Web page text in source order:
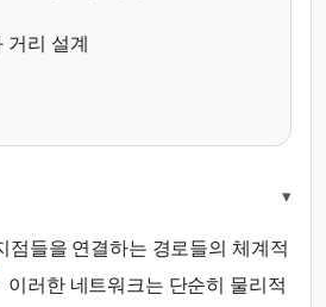
리 설계
▾
점들을 연결하는 경로들의 체계적
이러한 네트워크는 단순히 물리적